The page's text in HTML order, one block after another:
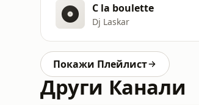
C la boulette
Dj Laskar
Покажи Плейлист
Други Канали